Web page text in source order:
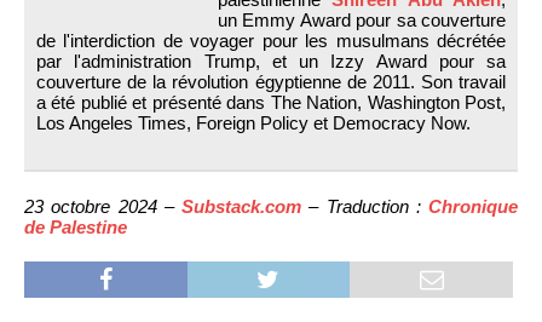
un Emmy Award pour sa couverture
de l'interdiction de voyager pour les musulmans décrétée
par l'administration Trump, et un Izzy Award pour sa
couverture de la révolution égyptienne de 2011. Son travail
a été publié et présenté dans The Nation, Washington Post,
Los Angeles Times, Foreign Policy et Democracy Now.
23 octobre 2024 – Substack.com – Traduction : Chronique
de Palestine